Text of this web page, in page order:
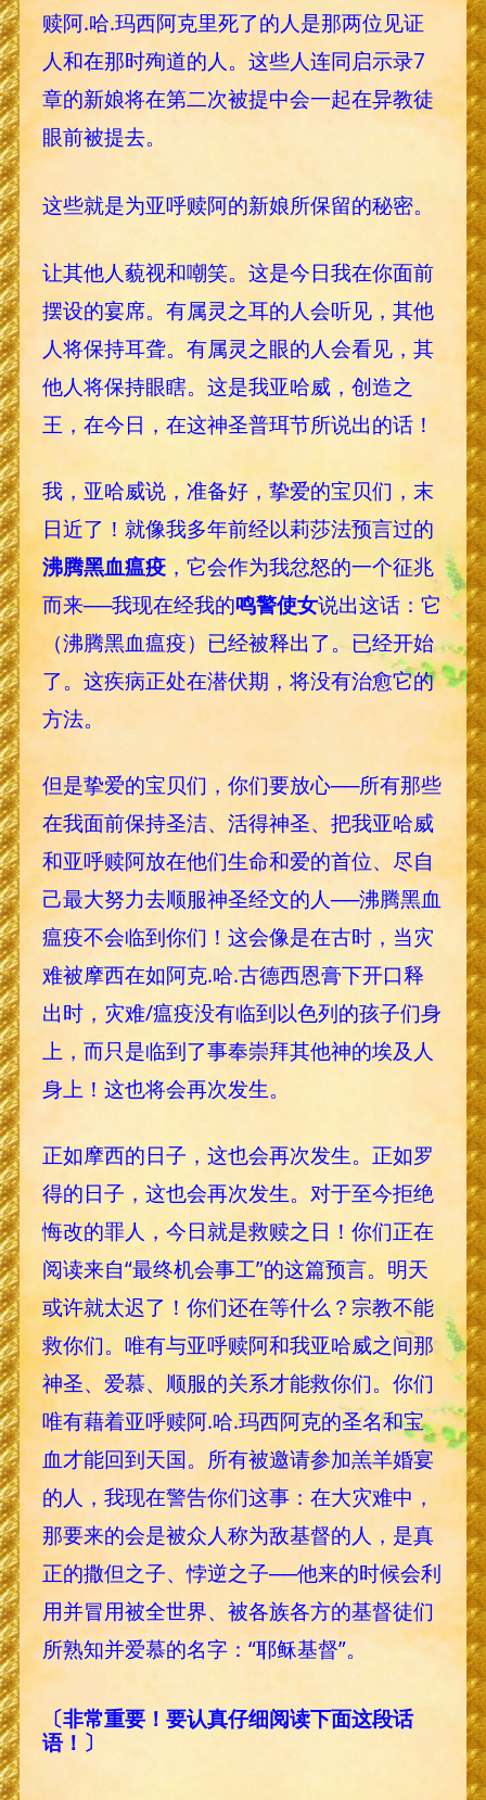
赎阿.哈.玛西阿克里死了的人是那两位见证
人和在那时殉道的人。这些人连同启示录7
章的新娘将在第二次被提中会一起在异教徒
眼前被提去。
这些就是为亚呼赎阿的新娘所保留的秘密。
让其他人藐视和嘲笑。这是今日我在你面前
摆设的宴席。有属灵之耳的人会听见，其他
人将保持耳聋。有属灵之眼的人会看见，其
他人将保持眼瞎。这是我亚哈威，创造之
王，在今日，在这神圣普珥节所说出的话！
我，亚哈威说，准备好，挚爱的宝贝们，末
日近了！就像我多年前经以莉莎法预言过的
沸腾黑血瘟疫，它会作为我忿怒的一个征兆
而来──我现在经我的鸣警使女说出这话：它
（沸腾黑血瘟疫）已经被释出了。已经开始
了。这疾病正处在潜伏期，将没有治愈它的
方法。
但是挚爱的宝贝们，你们要放心──所有那些
在我面前保持圣洁、活得神圣、把我亚哈威
和亚呼赎阿放在他们生命和爱的首位、尽自
己最大努力去顺服神圣经文的人──沸腾黑血
瘟疫不会临到你们！这会像是在古时，当灾
难被摩西在如阿克.哈.古德西恩膏下开口释
出时，灾难/瘟疫没有临到以色列的孩子们身
上，而只是临到了事奉崇拜其他神的埃及人
身上！这也将会再次发生。
正如摩西的日子，这也会再次发生。正如罗
得的日子，这也会再次发生。对于至今拒绝
悔改的罪人，今日就是救赎之日！你们正在
阅读来自“最终机会事工”的这篇预言。明天
或许就太迟了！你们还在等什么？宗教不能
救你们。唯有与亚呼赎阿和我亚哈威之间那
神圣、爱慕、顺服的关系才能救你们。你们
唯有藉着亚呼赎阿.哈.玛西阿克的圣名和宝
血才能回到天国。所有被邀请参加羔羊婚宴
的人，我现在警告你们这事：在大灾难中，
那要来的会是被众人称为敌基督的人，是真
正的撒但之子、悖逆之子──他来的时候会利
用并冒用被全世界、被各族各方的基督徒们
所熟知并爱慕的名字：“耶稣基督”。
〔非常重要！要认真仔细阅读下面这段话
语！〕